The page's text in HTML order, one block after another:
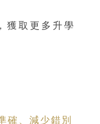
，獲取更多升學
確、減少錯別